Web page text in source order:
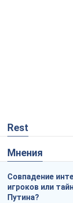
Rest
Мнения
Совпадение
игроков или
Путина?